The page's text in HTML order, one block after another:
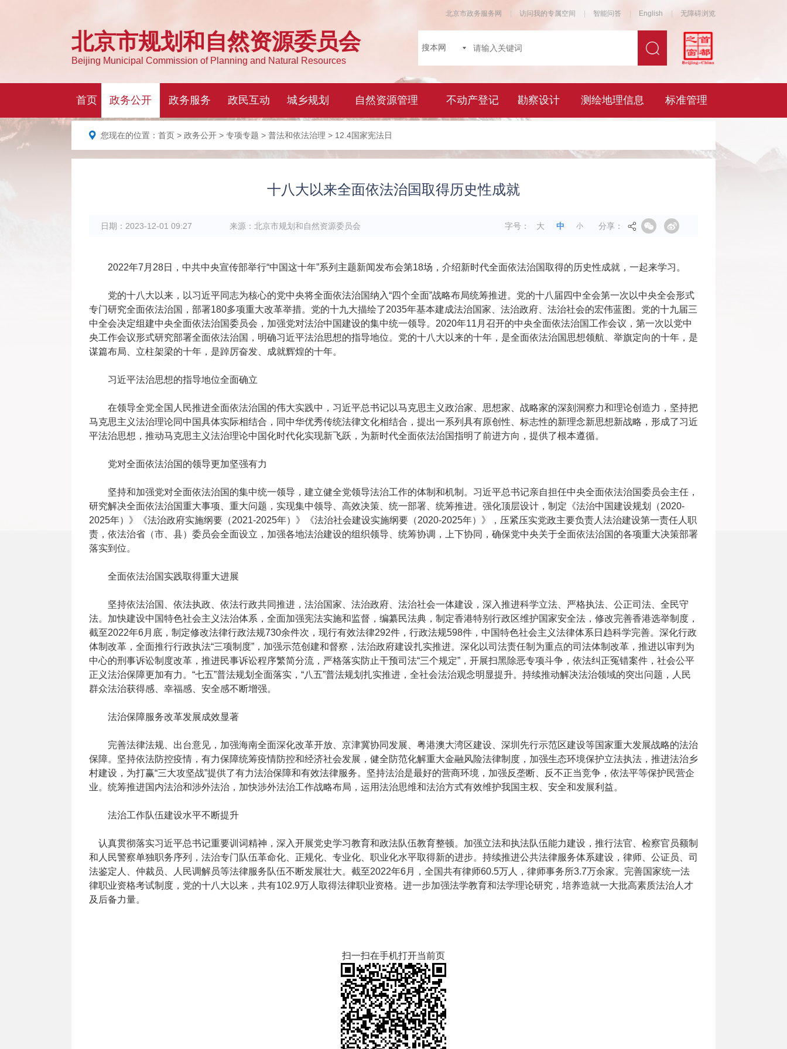
您现在的位置： 首页 > 政务公开 > 专项专题 > 普法和依法治理 > 12.4国家宪法日
十八大以来全面依法治国取得历史性成就
日期： 2023-12-01 09:27 来源： 北京市规划和自然资源委员会 字号： 大 中 小 分享：
2022年7月28日，中共中央宣传部举行“中国这十年”系列主题新闻发布会第18场，介绍新时代全面依法治国取得的历史性成就，一起来学习。
党的十八大以来，以习近平同志为核心的党中央将全面依法治国纳入“四个全面”战略布局统筹推进。党的十八届四中全会第一次以中央全会形式
专门研究全面依法治国，部署180多项重大改革举措。党的十九大描绘了2035年基本建成法治国家、法治政府、法治社会的宏伟蓝图。党的十九届三
中全会决定组建中央全面依法治国委员会，加强党对法治中国建设的集中统一领导。2020年11月召开的中央全面依法治国工作会议，第一次以党中
央工作会议形式研究部署全面依法治国，明确习近平法治思想的指导地位。党的十八大以来的十年，是全面依法治国思想领航、举旗定向的十年，是
谋篇布局、立柱架梁的十年，是踔厉奋发、成就辉煌的十年。
习近平法治思想的指导地位全面确立
在领导全党全国人民推进全面依法治国的伟大实践中，习近平总书记以马克思主义政治家、思想家、战略家的深刻洞察力和理论创造力，坚持把
马克思主义法治理论同中国具体实际相结合，同中华优秀传统法律文化相结合，提出一系列具有原创性、标志性的新理念新思想新战略，形成了习近
平法治思想，推动马克思主义法治理论中国化时代化实现新飞跃，为新时代全面依法治国指明了前进方向，提供了根本遵循。
党对全面依法治国的领导更加坚强有力
坚持和加强党对全面依法治国的集中统一领导，建立健全党领导法治工作的体制和机制。习近平总书记亲自担任中央全面依法治国委员会主任，
研究解决全面依法治国重大事项、重大问题，实现集中领导、高效决策、统一部署、统筹推进。强化顶层设计，制定《法治中国建设规划（2020-
2025年）》《法治政府实施纲要（2021-2025年）》《法治社会建设实施纲要（2020-2025年）》，压紧压实党政主要负责人法治建设第一责任人职
责，依法治省（市、县）委员会全面设立，加强各地法治建设的组织领导、统筹协调，上下协同，确保党中央关于全面依法治国的各项重大决策部署
落实到位。
全面依法治国实践取得重大进展
坚持依法治国、依法执政、依法行政共同推进，法治国家、法治政府、法治社会一体建设，深入推进科学立法、严格执法、公正司法、全民守
法。加快建设中国特色社会主义法治体系，全面加强宪法实施和监督，编纂民法典，制定香港特别行政区维护国家安全法，修改完善香港选举制度，
截至2022年6月底，制定修改法律行政法规730余件次，现行有效法律292件，行政法规598件，中国特色社会主义法律体系日趋科学完善。深化行政
体制改革，全面推行行政执法“三项制度”，加强示范创建和督察，法治政府建设扎实推进。深化以司法责任制为重点的司法体制改革，推进以审判为
中心的刑事诉讼制度改革，推进民事诉讼程序繁简分流，严格落实防止干预司法“三个规定”，开展扫黑除恶专项斗争，依法纠正冤错案件，社会公平
正义法治保障更加有力。“七五”普法规划全面落实，“八五”普法规划扎实推进，全社会法治观念明显提升。持续推动解决法治领域的突出问题，人民
群众法治获得感、幸福感、安全感不断增强。
法治保障服务改革发展成效显著
完善法律法规、出台意见，加强海南全面深化改革开放、京津冀协同发展、粤港澳大湾区建设、深圳先行示范区建设等国家重大发展战略的法治
保障。坚持依法防控疫情，有力保障统筹疫情防控和经济社会发展，健全防范化解重大金融风险法律制度，加强生态环境保护立法执法，推进法治乡
村建设，为打赢“三大攻坚战”提供了有力法治保障和有效法律服务。坚持法治是最好的营商环境，加强反垄断、反不正当竞争，依法平等保护民营企
业。统筹推进国内法治和涉外法治，加快涉外法治工作战略布局，运用法治思维和法治方式有效维护我国主权、安全和发展利益。
法治工作队伍建设水平不断提升
认真贯彻落实习近平总书记重要训词精神，深入开展党史学习教育和政法队伍教育整顿。加强立法和执法队伍能力建设，推行法官、检察官员额制
和人民警察单独职务序列，法治专门队伍革命化、正规化、专业化、职业化水平取得新的进步。持续推进公共法律服务体系建设，律师、公证员、司
法鉴定人、仲裁员、人民调解员等法律服务队伍不断发展壮大。截至2022年6月，全国共有律师60.5万人，律师事务所3.7万余家。完善国家统一法
律职业资格考试制度，党的十八大以来，共有102.9万人取得法律职业资格。进一步加强法学教育和法学理论研究，培养造就一大批高素质法治人才
及后备力量。
扫一扫在手机打开当前页